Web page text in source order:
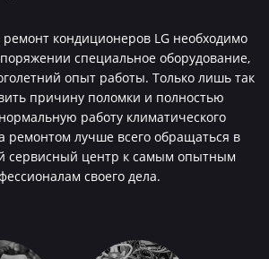
кондиционеров LG необходимо
специальное оборудование,
опыт работы. Только лишь так
причину поломки и полностью
работу климатического
ремонтом лучше всего обращаться в
сервисный центр к самым опытным
своего дела.